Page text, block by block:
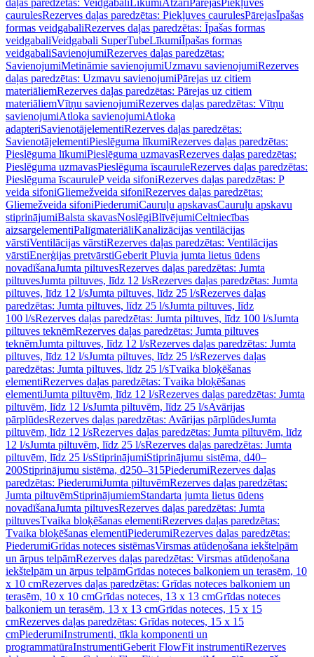
daļas paredzētas: Veidgabali LīkumiAtzari PārejasPiekļuves
caurulesRezerves daļas paredzētas: Piekļuves caurulesPārejasĪpašas
formas veidgabaliRezerves daļas paredzētas: Īpašas formas
veidgabaliVeidgabali SuperTubeLīkumiĪpašas formas
veidgabaliSavienojumiRezerves daļas paredzētas:
SavienojumiMetināmie savienojumiUzmavu savienojumiRezerves
daļas paredzētas: Uzmavu savienojumiPārejas uz citiem
materiāliemRezerves daļas paredzētas: Pārejas uz citiem
materiāliemVītņu savienojumiRezerves daļas paredzētas: Vītņu
savienojumiAtloka savienojumiAtloka
adapteriSavienotājelementiRezerves daļas paredzētas:
SavienotājelementiPieslēguma līkumiRezerves daļas paredzētas:
Pieslēguma līkumiPieslēguma uzmavasRezerves daļas paredzētas:
Pieslēguma uzmavasPieslēguma īscauruleRezerves daļas paredzētas:
Pieslēguma īscauruleP veida sifoniRezerves daļas paredzētas: P
veida sifoniGliemežveida sifoniRezerves daļas paredzētas:
Gliemežveida sifoniPiederumiCauruļu apskavasCauruļu apskavu
stiprinājumiBalsta skavasNoslēgiBlīvējumiCeltniecības
aizsargelementiPalīgmateriāliKanalizācijas ventilācijas
vārstiVentilācijas vārstiRezerves daļas paredzētas: Ventilācijas
vārstiEnerģijas pretvārstiGeberit Pluvia jumta lietus ūdens
novadīšanaJumta piltuvesRezerves daļas paredzētas: Jumta
piltuvesJumta piltuves, līdz 12 l/sRezerves daļas paredzētas: Jumta
piltuves, līdz 12 l/sJumta piltuves, līdz 25 l/sRezerves daļas
paredzētas: Jumta piltuves, līdz 25 l/sJumta piltuves, līdz
100 l/sRezerves daļas paredzētas: Jumta piltuves, līdz 100 l/sJumta
piltuves teknēmRezerves daļas paredzētas: Jumta piltuves
teknēmJumta piltuves, līdz 12 l/sRezerves daļas paredzētas: Jumta
piltuves, līdz 12 l/sJumta piltuves, līdz 25 l/sRezerves daļas
paredzētas: Jumta piltuves, līdz 25 l/sTvaika bloķēšanas
elementiRezerves daļas paredzētas: Tvaika bloķēšanas
elementiJumta piltuvēm, līdz 12 l/sRezerves daļas paredzētas: Jumta
piltuvēm, līdz 12 l/sJumta piltuvēm, līdz 25 l/sAvārijas
pārplūdesRezerves daļas paredzētas: Avārijas pārplūdesJumta
piltuvēm, līdz 12 l/sRezerves daļas paredzētas: Jumta piltuvēm, līdz
12 l/sJumta piltuvēm, līdz 25 l/sRezerves daļas paredzētas: Jumta
piltuvēm, līdz 25 l/sStiprinājumiStiprinājumu sistēma, d40–
200Stiprinājumu sistēma, d250–315PiederumiRezerves daļas
paredzētas: PiederumiJumta piltuvēmRezerves daļas paredzētas:
Jumta piltuvēmStiprinājumiemStandarta jumta lietus ūdens
novadīšanaJumta piltuvesRezerves daļas paredzētas: Jumta
piltuvesTvaika bloķēšanas elementiRezerves daļas paredzētas:
Tvaika bloķēšanas elementiPiederumiRezerves daļas paredzētas:
PiederumiGrīdas noteces sistēmasVirsmas atūdeņošana iekštelpām
un ārpus telpāmRezerves daļas paredzētas: Virsmas atūdeņošana
iekštelpām un ārpus telpāmGrīdas noteces balkoniem un terasēm, 10
x 10 cmRezerves daļas paredzētas: Grīdas noteces balkoniem un
terasēm, 10 x 10 cmGrīdas noteces, 13 x 13 cmGrīdas noteces
balkoniem un terasēm, 13 x 13 cmGrīdas noteces, 15 x 15
cmRezerves daļas paredzētas: Grīdas noteces, 15 x 15
cmPiederumiInstrumenti, tīkla komponenti un
programmatūraInstrumentiGeberit FlowFit instrumentiRezerves